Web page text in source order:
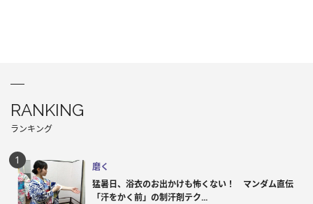
RANKING
ランキング
磨く
猛暑日、浴衣のお出かけも怖くない！ マンダム直伝
「汗をかく前」の制汗剤テク...